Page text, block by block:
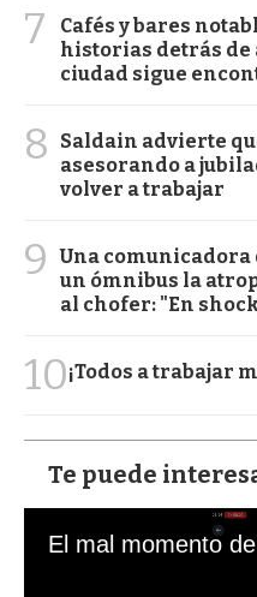
7
Cafés y bares
historias detrás de
ciudad sigue
8
Saldain advierte
asesorando a
volver a trabajar
9
Una comunicadora
un ómnibus la
al chofer: "En
10¡Todos a trabajar
Te puede